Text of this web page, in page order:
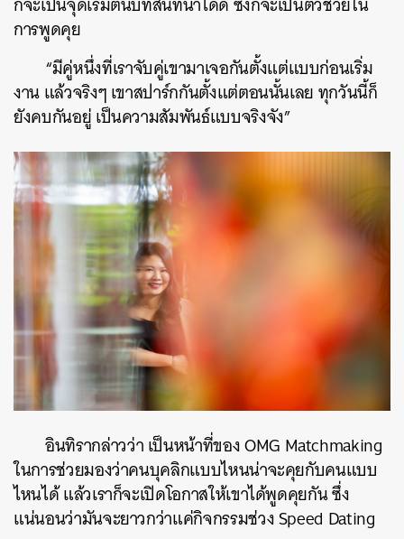
การพูดคุย
“มีคู่หนึ่งที่เราจับคู่เขามาเจอกันตั้งแต่แบบก่อนเริ่ม
งาน แล้วจริงๆ เขาสปาร์กกันตั้งแต่ตอนนั้นเลย ทุกวันนี้ก็
ยังคบกันอยู่ เป็นความสัมพันธ์แบบจริงจัง”
อินทิรากล่าวว่า เป็นหน้าที่ของ OMG Matchmaking
ในการช่วยมองว่าคนบุคลิกแบบไหนน่าจะคุยกับคนแบบ
ไหนได้ แล้วเราก็จะเปิดโอกาสให้เขาได้พูดคุยกัน ซึ่ง
แน่นอนว่ามันจะยาวกว่าแค่กิจกรรมช่วง Speed Dating